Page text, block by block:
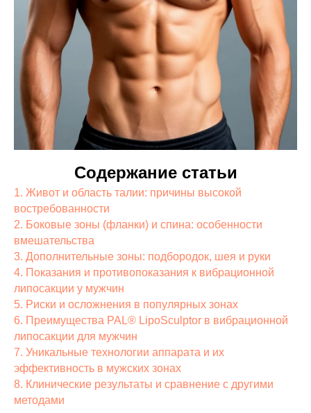
Содержание статьи
1. Живот и область талии: причины высокой
востребованности
2. Боковые зоны (фланки) и спина: особенности
вмешательства
3. Дополнительные зоны: подбородок, шея и руки
4. Показания и противопоказания к вибрационной
липосакции у мужчин
5. Риски и осложнения в популярных зонах
6. Преимущества PAL® LipoSculptor в вибрационной
липосакции для мужчин
7. Уникальные технологии аппарата и их
эффективность в мужских зонах
8. Клинические результаты и сравнение с другими
методами